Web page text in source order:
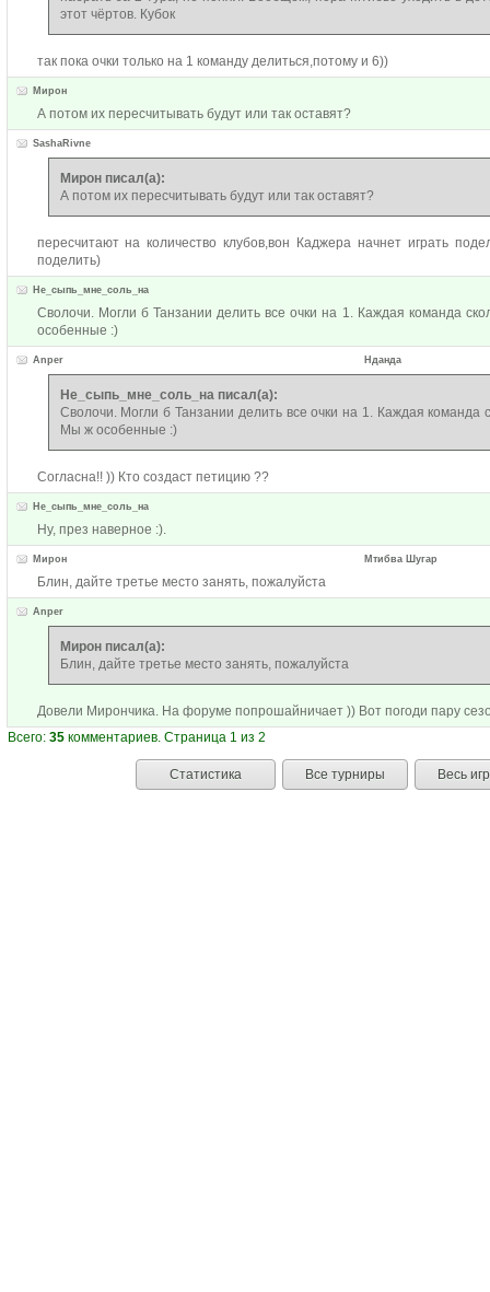
этот чёртов. Кубок
так пока очки только на 1 команду делиться,потому и 6))
Мирон
А потом их пересчитывать будут или так оставят?
SashaRivne
Мирон писал(а):
А потом их пересчитывать будут или так оставят?
пересчитают на количество клубов,вон Каджера начнет играть
поделить)
Не_сыпь_мне_соль_на
Сволочи. Могли б Танзании делить все очки на 1. Каждая команда
особенные :)
Anper Нданда
Не_сыпь_мне_соль_на писал(а):
Сволочи. Могли б Танзании делить все очки на 1. Каждая
Мы ж особенные :)
Согласна!! )) Кто создаст петицию ??
Не_сыпь_мне_соль_на
Ну, през наверное :).
Мирон Мтибва Шугар
Блин, дайте третье место занять, пожалуйста
Anper
Мирон писал(а):
Блин, дайте третье место занять, пожалуйста
Довели Мирончика. На форуме попрошайничает )) Вот погоди пару
Всего: 35 комментариев. Страница 1 из 2
Статистика Все турниры Весь